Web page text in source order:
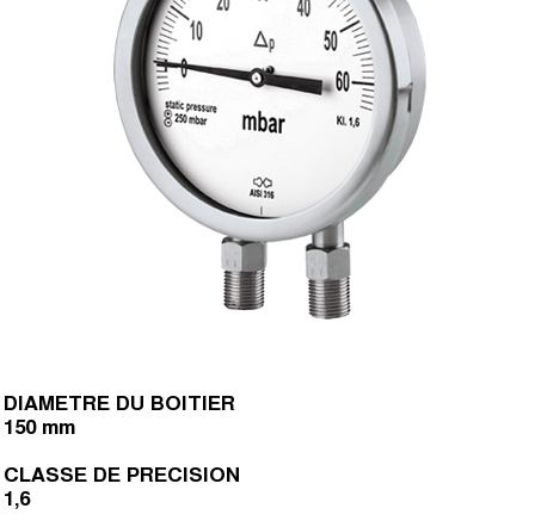
DIAMETRE DU BOITIER
150 mm
CLASSE DE PRECISION
1,6